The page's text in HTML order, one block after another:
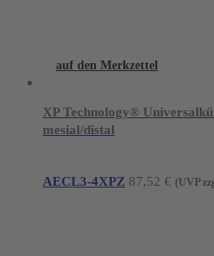
auf den Merkzettel
XP Technology®
mesial/distal
AECL3-4XPZ 87,52 € (UVP